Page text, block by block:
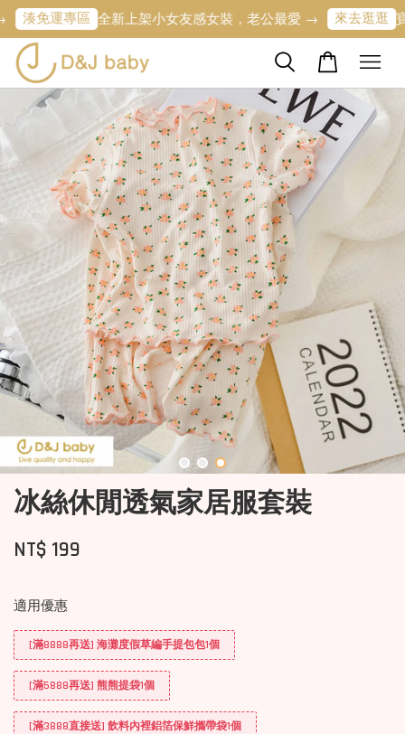
全新上架小女友感女裝，老公最愛 → 來去逛逛 寶寶的第一
冰絲休閒透氣家居服套裝
NT$ 199
適用優惠
[滿8888再送] 海灘度假草編手提包包1個
[滿5888再送] 熊熊提袋1個
[滿3888直接送] 飲料內裡鋁箔保鮮攜帶袋1個